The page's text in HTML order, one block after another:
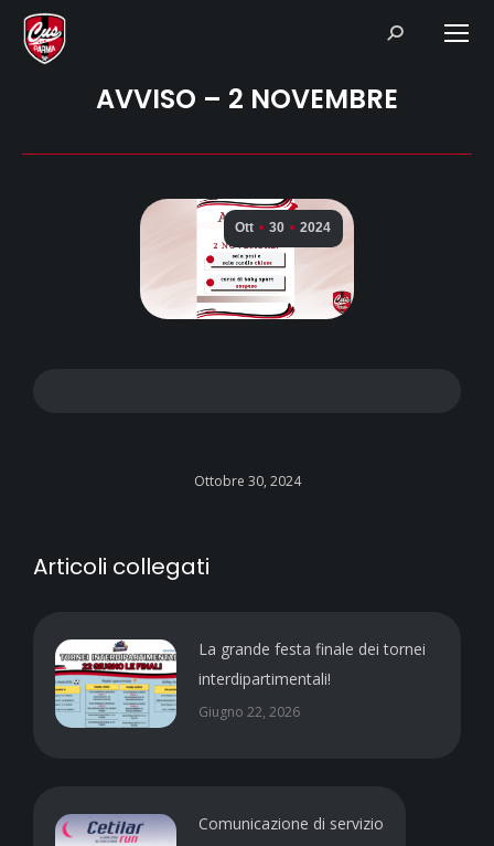
Search:
AVVISO – 2 NOVEMBRE
Ott 30 2024
Ottobre 30, 2024
Articoli collegati
La grande festa finale dei tornei
interdipartimentali!
Giugno 22, 2026
Comunicazione di servizio